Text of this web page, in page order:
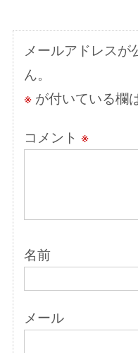
シ
ョ
ン
メールアドレスが
ん。
※が付いている欄
コメント ※
名前
メール